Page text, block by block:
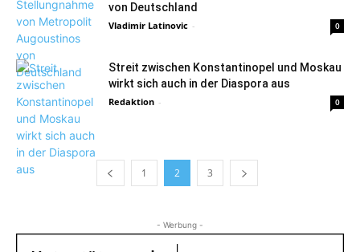
von Deutschland
Vladimir Latinovic - 0
Streit zwischen Konstantinopel und Moskau
wirkt sich auch in der Diaspora aus
Redaktion - 0
1 2 3
- Werbung -